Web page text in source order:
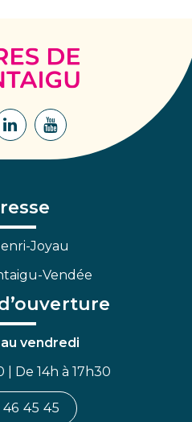
Terres
de
Montaigu
Lien
Lien
Joyau
Vendée
vendredi
| De 14h à 17h30
46 45 45